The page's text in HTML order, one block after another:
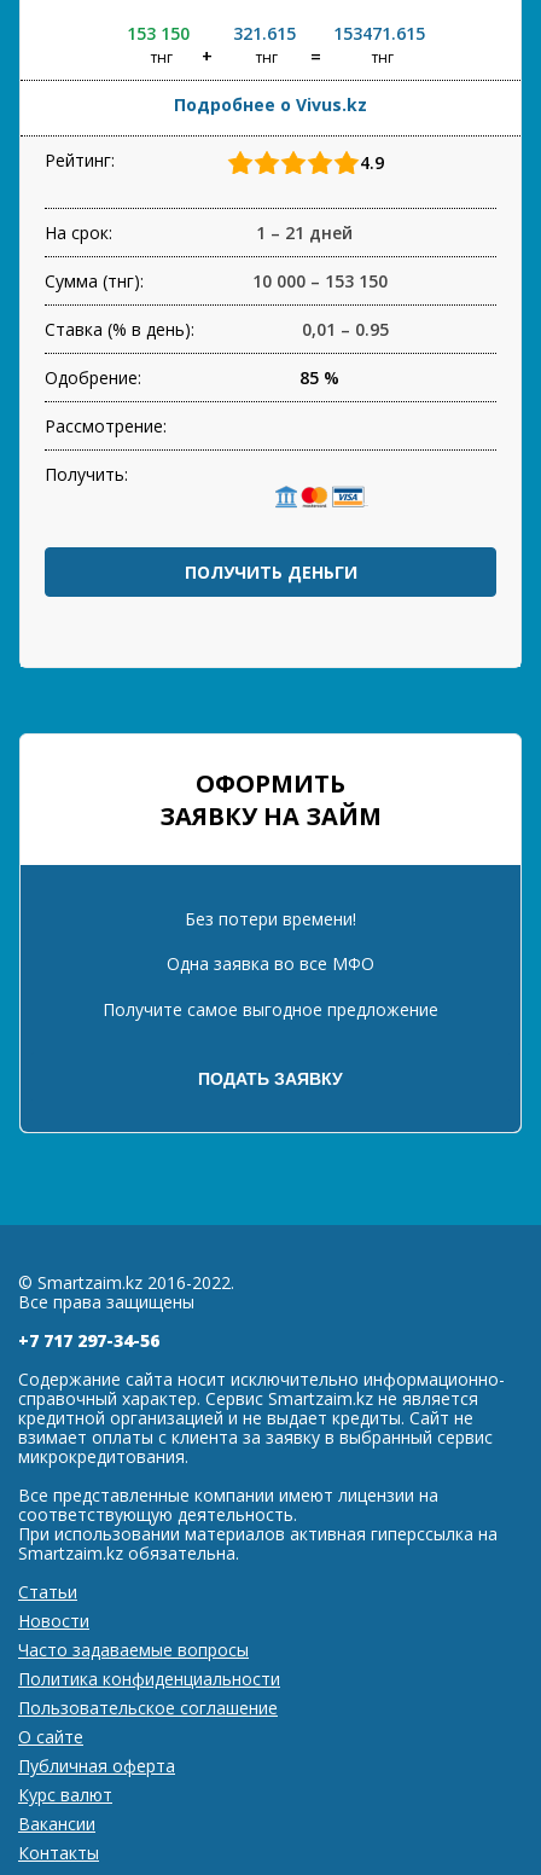
153 150
тнг
321.615
тнг
153471.615
тнг
Подробнее о Vivus.kz
Рейтинг: 4.9
На срок: 1 – 21 дней
Сумма (тнг): 10 000 – 153 150
Ставка (% в день): 0,01 – 0.95
Одобрение: 85 %
Рассмотрение:
Получить:
ПОЛУЧИТЬ ДЕНЬГИ
ОФОРМИТЬ
ЗАЯВКУ НА ЗАЙМ
Без потери времени!
Одна заявка во все МФО
Получите самое выгодное предложение
© Smartzaim.kz 2016-2022.
Все права защищены
+7 717 297-34-56
Содержание сайта носит исключительно информационно-
справочный характер. Сервис Smartzaim.kz не является
кредитной организацией и не выдает кредиты. Сайт не
взимает оплаты с клиента за заявку в выбранный сервис
микрокредитования.
Все представленные компании имеют лицензии на
соответствующую деятельность.
При использовании материалов активная гиперссылка на
Smartzaim.kz обязательна.
Статьи
Новости
Часто задаваемые вопросы
Политика конфиденциальности
Пользовательское соглашение
О сайте
Публичная оферта
Курс валют
Вакансии
Контакты